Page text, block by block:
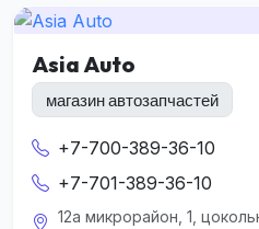
Asia Auto
магазин автозапчастей
+7-700-389-36-10
+7-701-389-36-10
12а микрорайон, 1,